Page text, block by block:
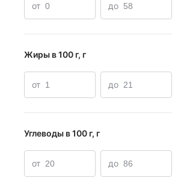
от до
Жиры в 100 г, г
от до
Углеводы в 100 г, г
от до